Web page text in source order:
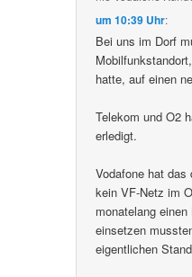
um 10:39 Uhr:
Bei uns im Dorf
hatte, auf einen
Telekom und O2
erledigt.
Vodafone hat
kein VF-Netz im
monatelang
einsetzen
eigentlichen